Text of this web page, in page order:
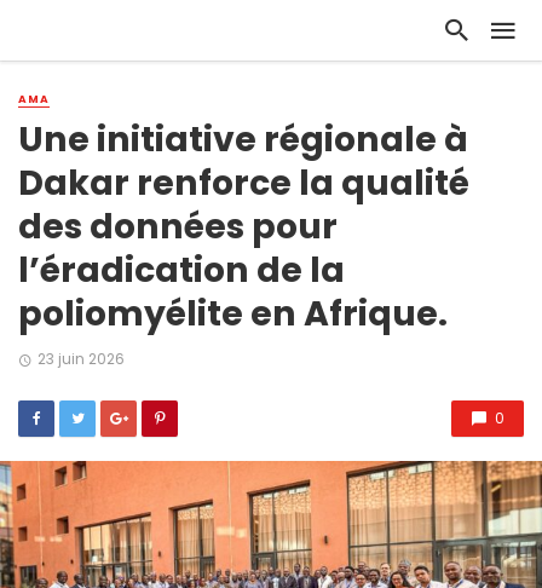
AMA
Une initiative régionale à
Dakar renforce la qualité
des données pour
l’éradication de la
poliomyélite en Afrique.
23 juin 2026
0